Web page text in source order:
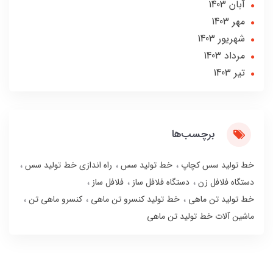
آبان 1403
مهر 1403
شهریور 1403
مرداد 1403
تير 1403
برچسب‌ها
خط تولید سس کچاپ خط تولید سس
راه اندازی خط تولید سس
دستگاه فلافل زن
دستگاه فلافل ساز
فلافل ساز
خط تولید تن ماهی
خط تولید کنسرو تن ماهی
کنسرو ماهی تن
ماشین آلات خط تولید تن ماهی